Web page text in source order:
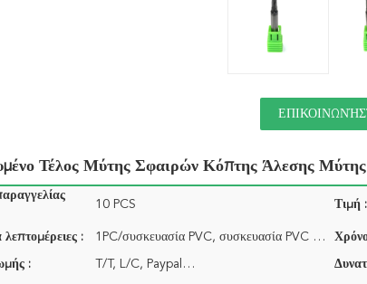
Τέλος Μύτης Σφαιρών Κόπτης Άλεσης
10 PCS Τιμή :
: 1PC/συσκευασία PVC, συσκευασία PVC 10pcs/πακέτο…
: T/T, L/C, Paypal…